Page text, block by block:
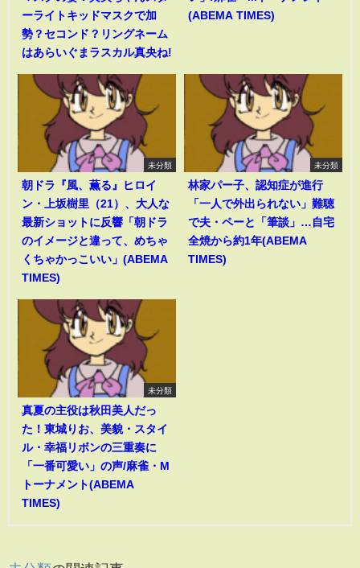
ーライトキッドマスクで加
勢？セコンド？リングネーム
はあらいぐまラスカル真央ね!
(ABEMA TIMES)
未分類
朝ドラ『風、薫る』ヒロイ
ン・上坂樹里（21）、大人な
最新ショットに反響「朝ドラ
のイメージと違って、めちゃ
くちゃかっこいい」(ABEMA
TIMES)
未分類
林家パー子、認知症が進行
「一人で外出られない」難聴
で夫・ペーと「筆談」…自宅
全焼から約1年(ABEMA
TIMES)
未分類
真夏の主役は秋田美人だっ
た！東城りお、美貌・スタイ
ル・幸福リボンの三重奏に
「一番可愛い」の声/麻雀・M
トーナメント(ABEMA
TIMES)